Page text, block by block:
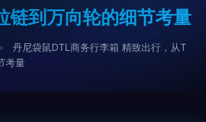
链到万向轮的细节考量
丹尼袋鼠DTL商务行李箱 精致出行，从T
考量